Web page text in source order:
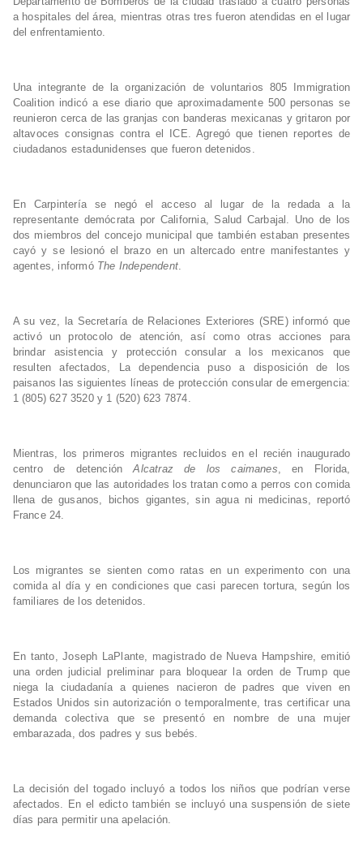
a hospitales del área, mientras otras tres fueron atendidas en el lugar
del enfrentamiento.
Una integrante de la organización de voluntarios 805 Immigration
Coalition indicó a ese diario que aproximadamente 500 personas se
reunieron cerca de las granjas con banderas mexicanas y gritaron por
altavoces consignas contra el ICE. Agregó que tienen reportes de
ciudadanos estadunidenses que fueron detenidos.
En Carpintería se negó el acceso al lugar de la redada a la
representante demócrata por California, Salud Carbajal. Uno de los
dos miembros del concejo municipal que también estaban presentes
cayó y se lesionó el brazo en un altercado entre manifestantes y
agentes, informó The Independent.
A su vez, la Secretaría de Relaciones Exteriores (SRE) informó que
activó un protocolo de atención, así como otras acciones para
brindar asistencia y protección consular a los mexicanos que
resulten afectados, La dependencia puso a disposición de los
paisanos las siguientes líneas de protección consular de emergencia:
1 (805) 627 3520 y 1 (520) 623 7874.
Mientras, los primeros migrantes recluidos en el recién inaugurado
centro de detención
Alcatraz de los caimanes, en Florida,
denunciaron que las autoridades los tratan como a perros con comida
llena de gusanos, bichos gigantes, sin agua ni medicinas, reportó
France 24.
Los migrantes se sienten como ratas en un experimento con una
comida al día y en condiciones que casi parecen tortura, según los
familiares de los detenidos.
En tanto, Joseph LaPlante, magistrado de Nueva Hampshire, emitió
una orden judicial preliminar para bloquear la orden de Trump que
niega la ciudadanía a quienes nacieron de padres que viven en
Estados Unidos sin autorización o temporalmente, tras certificar una
demanda colectiva que se presentó en nombre de una mujer
embarazada, dos padres y sus bebés.
La decisión del togado incluyó a todos los niños que podrían verse
afectados. En el edicto también se incluyó una suspensión de siete
días para permitir una apelación.